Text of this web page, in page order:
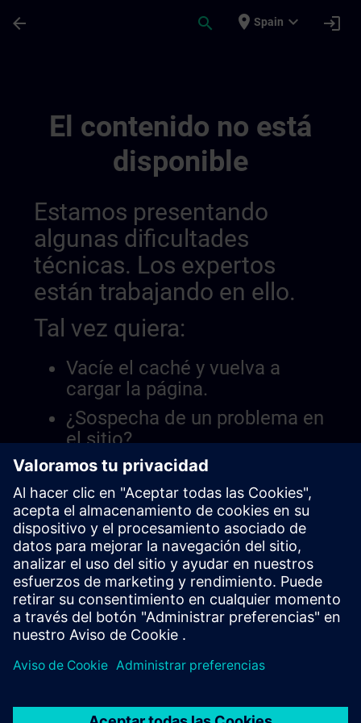
arrow_back search place Spain expand_more login
El contenido no está
disponible
Estamos presentando
algunas dificultades
técnicas. Los expertos
están trabajando en ello.
Tal vez quiera:
Vacíe el caché y vuelva a
cargar la página.
¿Sospecha de un problema en
el sitio?